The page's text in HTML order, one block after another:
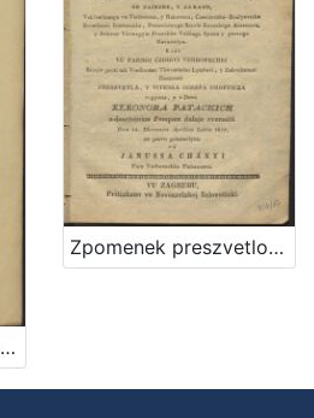
Peszma naj szvetlejshoj y naj prestimanejshoj groficzi Eleonori Patachich od Zajezde, y Zarand, kakti viteskoj narodnoga jezika lyubiteliczi na oczvetenye godovnoga dana vu glubokem ztrahopochitanyu alduvana / po Karolu Rakovecz pravicz vu drugem letu poszlushitelu
Zpomenek preszvetloga ... Barthola Patachich, ... kada vu farnoj czirkvi verbovechki szvoje proti tak Vrednomu Thovarushu Lyubavi ... v-dova Eleonora Patachich z-dosztojnum Pompum dalaje zverssiti Dan 14. Meszecza Aprilisa Letta 1817, / na pervo posztavlyen od Janussa Chanyi ...